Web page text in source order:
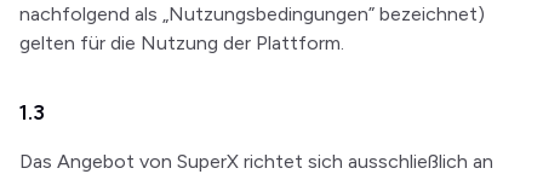
nachfolgend als „Nutzungsbedingungen” bezeichnet)
gelten für die Nutzung der Plattform.
1.3
Das Angebot von SuperX richtet sich ausschließlich an